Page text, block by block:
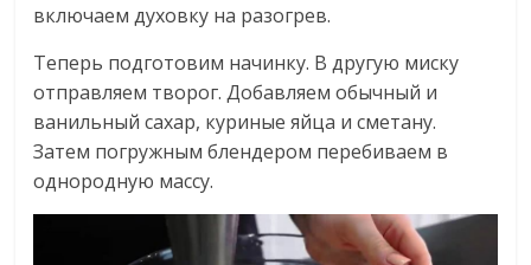
включаем духовку на разогрев.
Теперь подготовим начинку. В другую миску
отправляем творог. Добавляем обычный и
ванильный сахар, куриные яйца и сметану.
Затем погружным блендером перебиваем в
однородную массу.